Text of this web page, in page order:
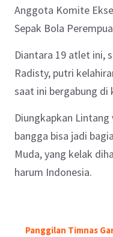
Anggota Komite
Sepak Bola
Diantara 19 atlet ini,
Radisty, putri
saat ini bergabung di
Diungkapkan
bangga bisa jadi
Muda, yang kelak
harum Indonesia.
Panggilan Timnas